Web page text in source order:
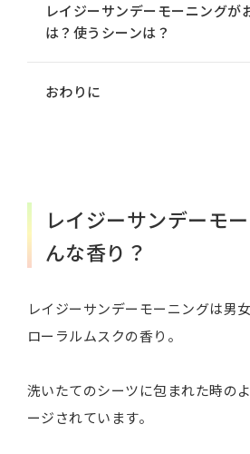
レイジーサンデーモーニングが
は？使うシーンは？
おわりに
レイジーサンデーモ
んな香り？
レイジーサンデーモーニングは男
ローラルムスクの香り。
洗いたてのシーツに包まれた時の
ージされています。